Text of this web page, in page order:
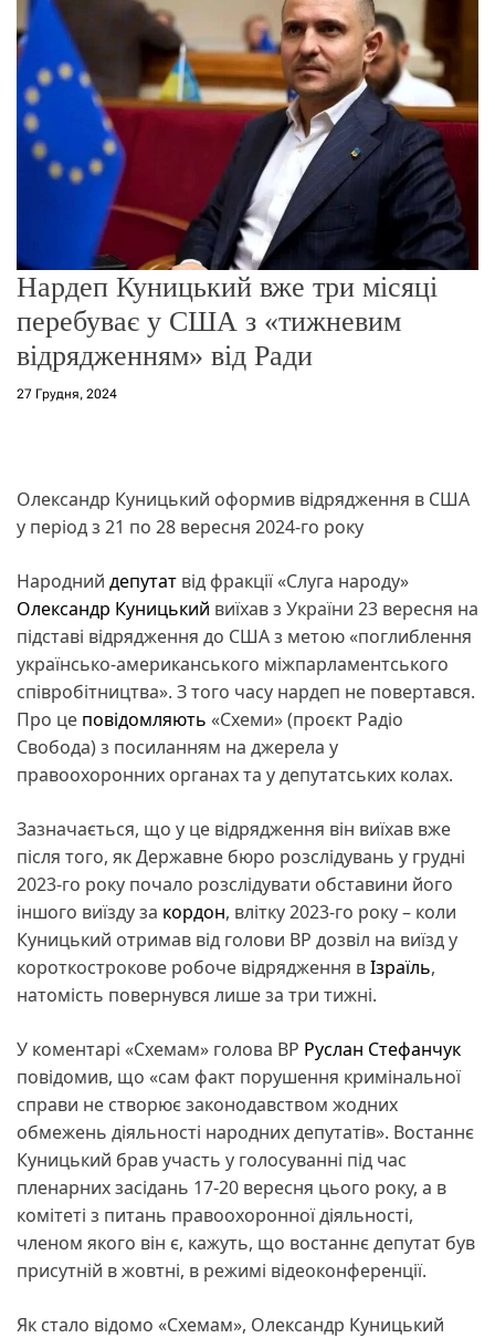
о
р
е
ж
и
м
у
Нардеп Куницький вже три місяці
перебуває у США з «тижневим
відрядженням» від Ради
27 Грудня, 2024
Олександр Куницький оформив відрядження в США
у період з 21 по 28 вересня 2024-го року
Народний депутат від фракції «Слуга народу»
Олександр Куницький виїхав з України 23 вересня на
підставі відрядження до США з метою «поглиблення
українсько-американського міжпарламентського
співробітництва». З того часу нардеп не повертався.
Про це повідомляють «Схеми» (проєкт Радіо
Свобода) з посиланням на джерела у
правоохоронних органах та у депутатських колах.
Зазначається, що у це відрядження він виїхав вже
після того, як Державне бюро розслідувань у грудні
2023-го року почало розслідувати обставини його
іншого виїзду за кордон, влітку 2023-го року – коли
Куницький отримав від голови ВР дозвіл на виїзд у
короткострокове робоче відрядження вІзраїль,
натомість повернувся лише за три тижні.
У коментарі «Схемам» голова ВР Руслан Стефанчук
повідомив, що «сам факт порушення кримінальної
справи не створює законодавством жодних
обмежень діяльності народних депутатів». Востаннє
Куницький брав участь у голосуванні під час
пленарних засідань 17-20 вересня цього року, а в
комітеті з питань правоохоронної діяльності,
членом якого він є, кажуть, що востаннє депутат був
присутній в жовтні, в режимі відеоконференції.
Як стало відомо «Схемам», Олександр Куницький